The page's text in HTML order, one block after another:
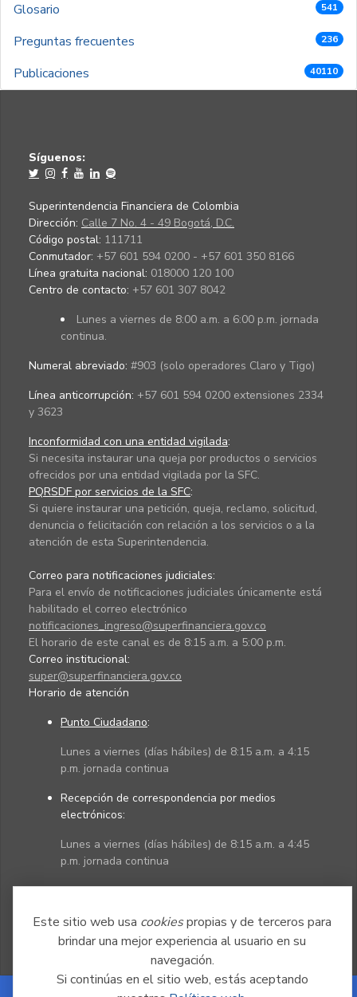
Este sitio web usa cookiespropias y de terceros para
brindar una mejor experiencia al usuario en su
navegación.
Si continúas en el sitio web, estás aceptando
Glosario 541
Preguntas frecuentes 236
Publicaciones 40110
Síguenos:
Superintendencia Financiera de Colombia
Dirección: Calle 7 No. 4 - 49 Bogotá, D.C.
Código postal: 111711
Conmutador: +57 601 594 0200 - +57 601 350 8166
Línea gratuita nacional: 018000 120 100
Centro de contacto: +57 601 307 8042
Lunes a viernes de 8:00 a.m. a 6:00 p.m. jornada
continua.
Numeral abreviado: #903 (solo operadores Claro y Tigo)
Línea anticorrupción: +57 601 594 0200 extensiones 2334
y 3623
Inconformidad con una entidad vigilada:
Si necesita instaurar una queja por productos o servicios
ofrecidos por una entidad vigilada por la SFC.
PQRSDF por servicios de la SFC:
Si quiere instaurar una petición, queja, reclamo, solicitud,
denuncia o felicitación con relación a los servicios o a la
atención de esta Superintendencia.
Correo para notificaciones judiciales:
Para el envío de notificaciones judiciales únicamente está
habilitado el correo electrónico
notificaciones_ingreso@superfinanciera.gov.co
El horario de este canal es de 8:15 a.m. a 5:00 p.m.
Correo institucional:
super@superfinanciera.gov.co
Horario de atención
Punto Ciudadano:
Lunes a viernes (días hábiles) de 8:15 a.m. a 4:15
p.m. jornada continua
Recepción de correspondencia por medios
electrónicos:
Lunes a viernes (días hábiles) de 8:15 a.m. a 4:45
p.m. jornada continua